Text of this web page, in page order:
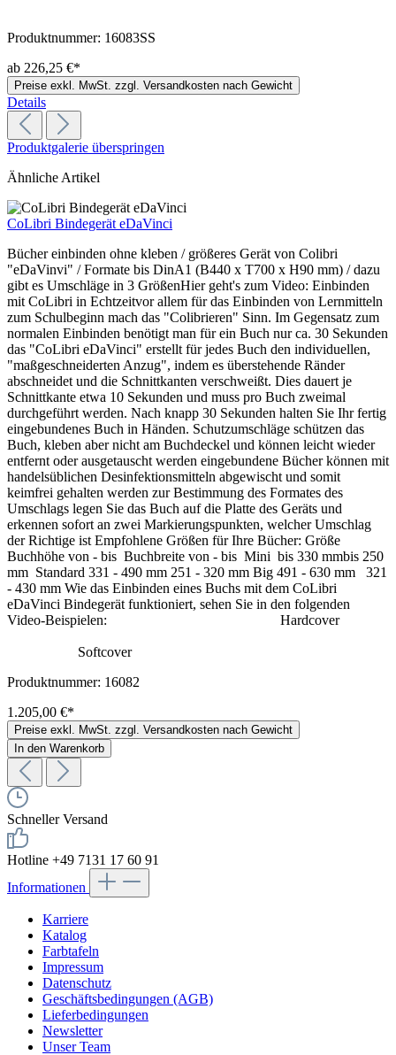
Produktnummer: 16083SS
ab 226,25 €*
Preise exkl. MwSt. zzgl. Versandkosten nach Gewicht
Details
Produktgalerie überspringen
Ähnliche Artikel
CoLibri Bindegerät eDaVinci
Bücher einbinden ohne kleben / größeres Gerät von Colibri
"eDaVinvi" / Formate bis DinA1 (B440 x T700 x H90 mm) / dazu
gibt es Umschläge in 3 GrößenHier geht's zum Video: Einbinden
mit CoLibri in Echtzeitvor allem für das Einbinden von Lernmitteln
zum Schulbeginn mach das "Colibrieren" Sinn. Im Gegensatz zum
normalen Einbinden benötigt man für ein Buch nur ca. 30 Sekunden
das "CoLibri eDaVinci" erstellt für jedes Buch den individuellen,
"maßgeschneiderten Anzug", indem es überstehende Ränder
abschneidet und die Schnittkanten verschweißt. Dies dauert je
Schnittkante etwa 10 Sekunden und muss pro Buch zweimal
durchgeführt werden. Nach knapp 30 Sekunden halten Sie Ihr fertig
eingebundenes Buch in Händen. Schutzumschläge schützen das
Buch, kleben aber nicht am Buchdeckel und können leicht wieder
entfernt oder ausgetauscht werden eingebundene Bücher können mit
handelsüblichen Desinfektionsmitteln abgewischt und somit
keimfrei gehalten werden zur Bestimmung des Formates des
Umschlags legen Sie das Buch auf die Platte des Geräts und
erkennen sofort an zwei Markierungspunkten, welcher Umschlag
der Richtige ist Empfohlene Größen für Ihre Bücher: Größe
Buchhöhe von - bis Buchbreite von - bis Mini bis 330 mmbis 250
mm Standard 331 - 490 mm 251 - 320 mm Big 491 - 630 mm 321
- 430 mm Wie das Einbinden eines Buchs mit dem CoLibri
eDaVinci Bindegerät funktioniert, sehen Sie in den folgenden
Video-Beispielen: Hardcover
Softcover
Produktnummer: 16082
1.205,00 €*
Preise exkl. MwSt. zzgl. Versandkosten nach Gewicht
In den Warenkorb
Schneller Versand
Hotline +49 7131 17 60 91
Informationen
Karriere
Katalog
Farbtafeln
Impressum
Datenschutz
Geschäftsbedingungen (AGB)
Lieferbedingungen
Newsletter
Unser Team